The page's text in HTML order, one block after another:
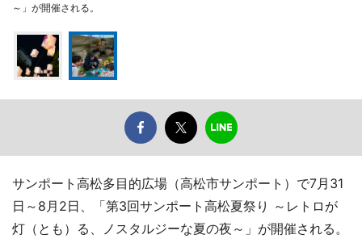
～」が開催される。
サンポート高松多目的広場（高松市サンポート）で7月31
日～8月2日、「第3回サンポート高松夏祭り ～レトロが
灯（とも）る、ノスタルジーな夏の夜～」が開催される。